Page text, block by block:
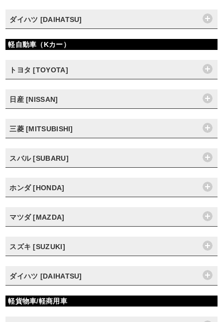
ダイハツ [DAIHATSU]
軽自動車（Kカー）
トヨタ [TOYOTA]
日産 [NISSAN]
三菱 [MITSUBISHI]
スバル [SUBARU]
ホンダ [HONDA]
マツダ [MAZDA]
スズキ [SUZUKI]
ダイハツ [DAIHATSU]
軽貨物車/軽商用車